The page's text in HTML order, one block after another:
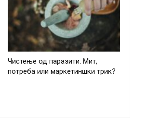
Чистење од паразити: Мит,
потреба или маркетиншки трик?